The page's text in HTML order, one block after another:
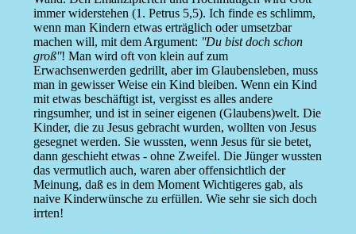
immer widerstehen (1. Petrus 5,5). Ich finde es schlimm,
wenn man Kindern etwas erträglich oder umsetzbar
machen will, mit dem Argument: ''Du bist doch schon
groß''! Man wird oft von klein auf zum
Erwachsenwerden gedrillt, aber im Glaubensleben, muss
man in gewisser Weise ein Kind bleiben. Wenn ein Kind
mit etwas beschäftigt ist, vergisst es alles andere
ringsumher, und ist in seiner eigenen (Glaubens)welt. Die
Kinder, die zu Jesus gebracht wurden, wollten von Jesus
gesegnet werden. Sie wussten, wenn Jesus für sie betet,
dann geschieht etwas - ohne Zweifel. Die Jünger wussten
das vermutlich auch, waren aber offensichtlich der
Meinung, daß es in dem Moment Wichtigeres gab, als
naive Kinderwünsche zu erfüllen. Wie sehr sie sich doch
irrten!